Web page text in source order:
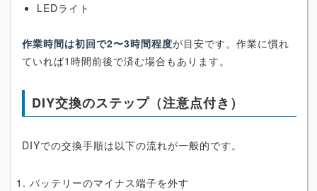
LEDライト
作業時間は初回で2〜3時間程度が目安です。作業に慣れ
ていれば1時間前後で済む場合もあります。
DIY交換のステップ（注意点付き）
DIYでの交換手順は以下の流れが一般的です。
バッテリーのマイナス端子を外す